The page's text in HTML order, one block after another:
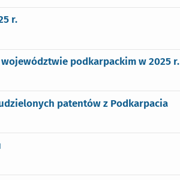
r.
podkarpackim w 2025 r.
patentów z Podkarpacia